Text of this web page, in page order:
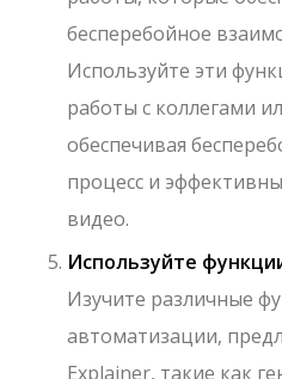
бесперебойное
Используйте эти
работы с коллегами
обеспечивая
процесс и
видео.
Используйте
Изучите различные
автоматизации,
Explainer, такие как